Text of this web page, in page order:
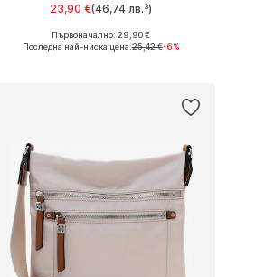
23,90 €(46,74 лв.³)
Налични размери: One Size
Първоначално: 29,90 €
Последна най-ниска цена:25,42 €-6%